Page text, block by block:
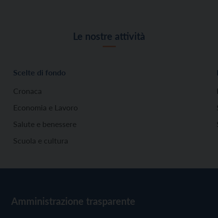
Le nostre attività
Scelte di fondo
Cronaca
Economia e Lavoro
Salute e benessere
Scuola e cultura
Amministrazione trasparente